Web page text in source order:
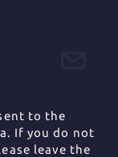
to the
If you do not
leave the